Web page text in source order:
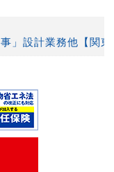
」設計業務他【関